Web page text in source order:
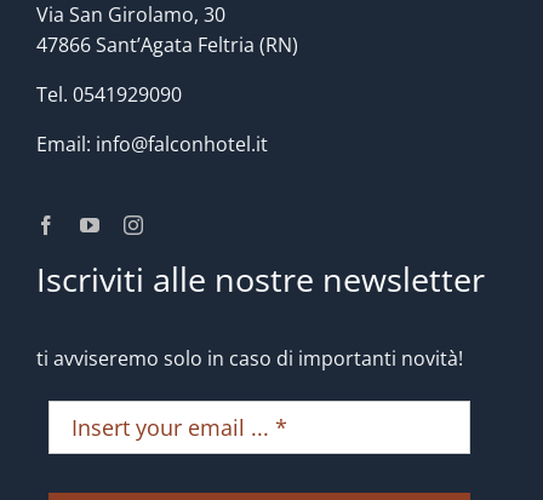
Via San Girolamo, 30
47866 Sant’Agata Feltria (RN)
Tel. 0541929090
Email: info@falconhotel.it
Iscriviti alle nostre newsletter
ti avviseremo solo in caso di importanti novità!